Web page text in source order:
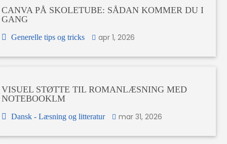
CANVA PÅ SKOLETUBE: SÅDAN KOMMER DU I
GANG
Generelle tips og tricks apr 1, 2026
VISUEL STØTTE TIL ROMANLÆSNING MED
NOTEBOOKLM
Dansk - Læsning og litteratur mar 31, 2026